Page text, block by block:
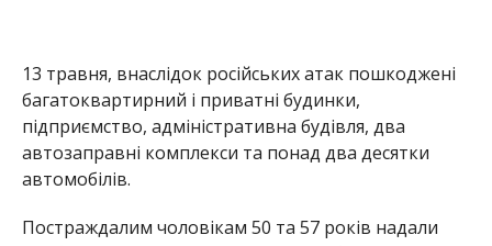
13 травня, внаслідок російських атак пошкоджені
багатоквартирний і приватні будинки,
підприємство, адміністративна будівля, два
автозаправні комплекси та понад два десятки
автомобілів.
Постраждалим чоловікам 50 та 57 років надали